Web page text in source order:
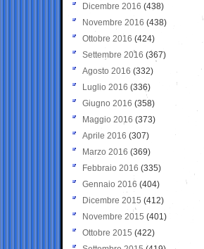
Dicembre 2016 (438)
Novembre 2016 (438)
Ottobre 2016 (424)
Settembre 2016 (367)
Agosto 2016 (332)
Luglio 2016 (336)
Giugno 2016 (358)
Maggio 2016 (373)
Aprile 2016 (307)
Marzo 2016 (369)
Febbraio 2016 (335)
Gennaio 2016 (404)
Dicembre 2015 (412)
Novembre 2015 (401)
Ottobre 2015 (422)